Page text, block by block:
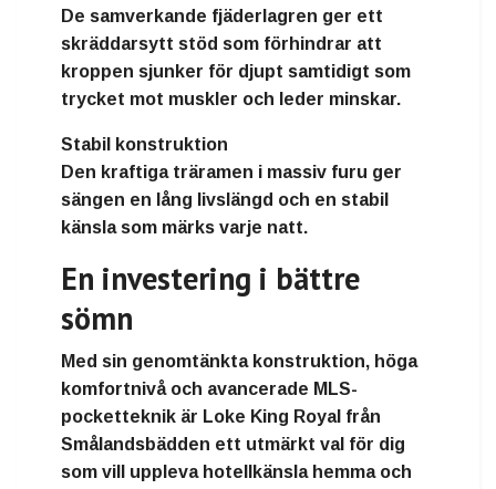
De samverkande fjäderlagren ger ett
skräddarsytt stöd som förhindrar att
kroppen sjunker för djupt samtidigt som
trycket mot muskler och leder minskar.
Stabil konstruktion
Den kraftiga träramen i massiv furu ger
sängen en lång livslängd och en stabil
känsla som märks varje natt.
En investering i bättre
sömn
Med sin genomtänkta konstruktion, höga
komfortnivå och avancerade MLS-
pocketteknik är Loke King Royal från
Smålandsbädden ett utmärkt val för dig
som vill uppleva hotellkänsla hemma och